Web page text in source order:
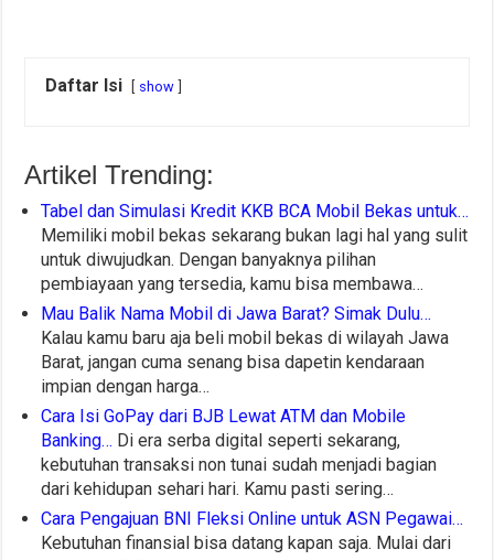
Daftar Isi show
Artikel Trending:
Tabel dan Simulasi Kredit KKB BCA Mobil Bekas untuk…
Memiliki mobil bekas sekarang bukan lagi hal yang sulit
untuk diwujudkan. Dengan banyaknya pilihan
pembiayaan yang tersedia, kamu bisa membawa…
Mau Balik Nama Mobil di Jawa Barat? Simak Dulu…
Kalau kamu baru aja beli mobil bekas di wilayah Jawa
Barat, jangan cuma senang bisa dapetin kendaraan
impian dengan harga…
Cara Isi GoPay dari BJB Lewat ATM dan Mobile
Banking… Di era serba digital seperti sekarang,
kebutuhan transaksi non tunai sudah menjadi bagian
dari kehidupan sehari hari. Kamu pasti sering…
Cara Pengajuan BNI Fleksi Online untuk ASN Pegawai…
Kebutuhan finansial bisa datang kapan saja. Mulai dari